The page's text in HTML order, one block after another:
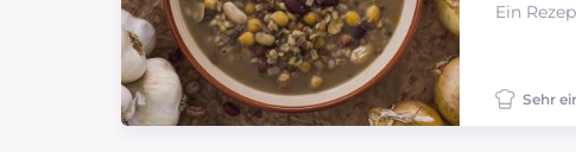
Pizza und focaccia
Kuchen und Backwaren
Ein
Sehr